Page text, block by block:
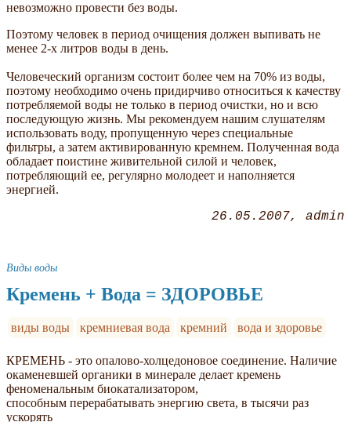
невозможно провести без воды.
Поэтому человек в период очищения должен выпивать не
менее 2-х литров воды в день.
Человеческий организм состоит более чем на 70% из воды,
поэтому необходимо очень придирчиво относиться к качеству
потребляемой воды не только в период очистки, но и всю
последующую жизнь. Мы рекомендуем нашим слушателям
использовать воду, пропущенную через специальные
фильтры, а затем активированную кремнем. Полученная вода
обладает поистине живительной силой и человек,
потребляющий ее, регулярно молодеет и наполняется
энергией.
26.05.2007 admin
Виды воды
Кремень + Вода = ЗДОРОВЬЕ
виды воды кремниевая вода кремний вода и здоровье
КРЕМЕНЬ - это опалово-холцедоновое соединение. Наличие
окаменевшей органики в минерале делает кремень
феноменальным биокатализатором,
способным перерабатывать энергию света, в тысячи раз
ускорять